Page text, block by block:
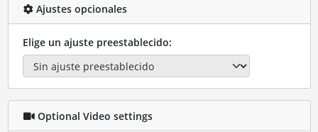
Ajustes opcionales
Elige un ajuste preestablecido:
Optional Video settings